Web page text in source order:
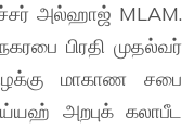
அல்ஹாஜ் MLAM.
பிரதி முதல்வர்
மாகாண சபை
அறபுக் கலாபீட